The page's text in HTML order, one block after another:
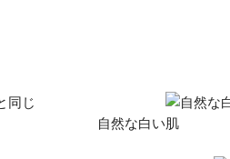
自然な白い肌